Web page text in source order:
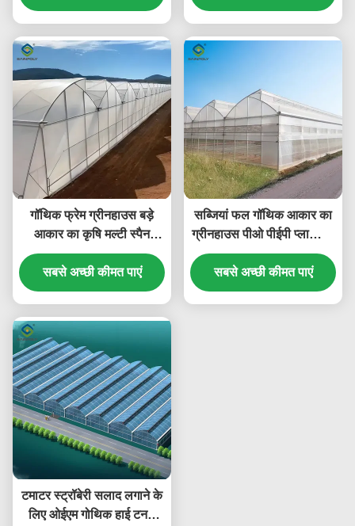
गॉथिक फ्रेम ग्रीनहाउस बड़े
आकार का कृषि मल्टी स्पैन
प्लास्टिक फिल्म ग्रीनहाउस
सबसे अच्छी कीमत पाएं
सब्जियां फल गॉथिक आकार का
ग्रीनहाउस पीओ पीईपी प्लास्टिक
फिल्म कवरिंग
सबसे अच्छी कीमत पाएं
टमाटर स्ट्रॉबेरी सलाद लगाने के
लिए ओईएम गोथिक हाई टनल